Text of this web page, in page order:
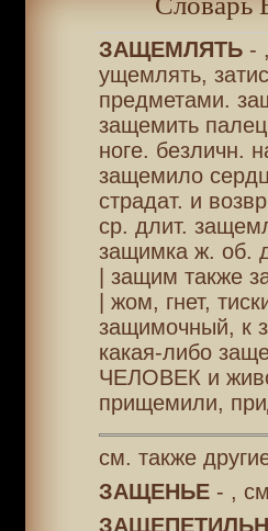
ЗАЩЕМЛЯТЬ- ,
ущемлять,
предметами.
защемить
ноге. безличн.
защемило
страдат. и
ср. длит.
защимка ж. об.
| защим также
| жом, гнет,
защимочный, к
какая-либо
ЧЕЛОВЕК и
прищемили,
см. также
ЗАЩЕНЬЕ- ,